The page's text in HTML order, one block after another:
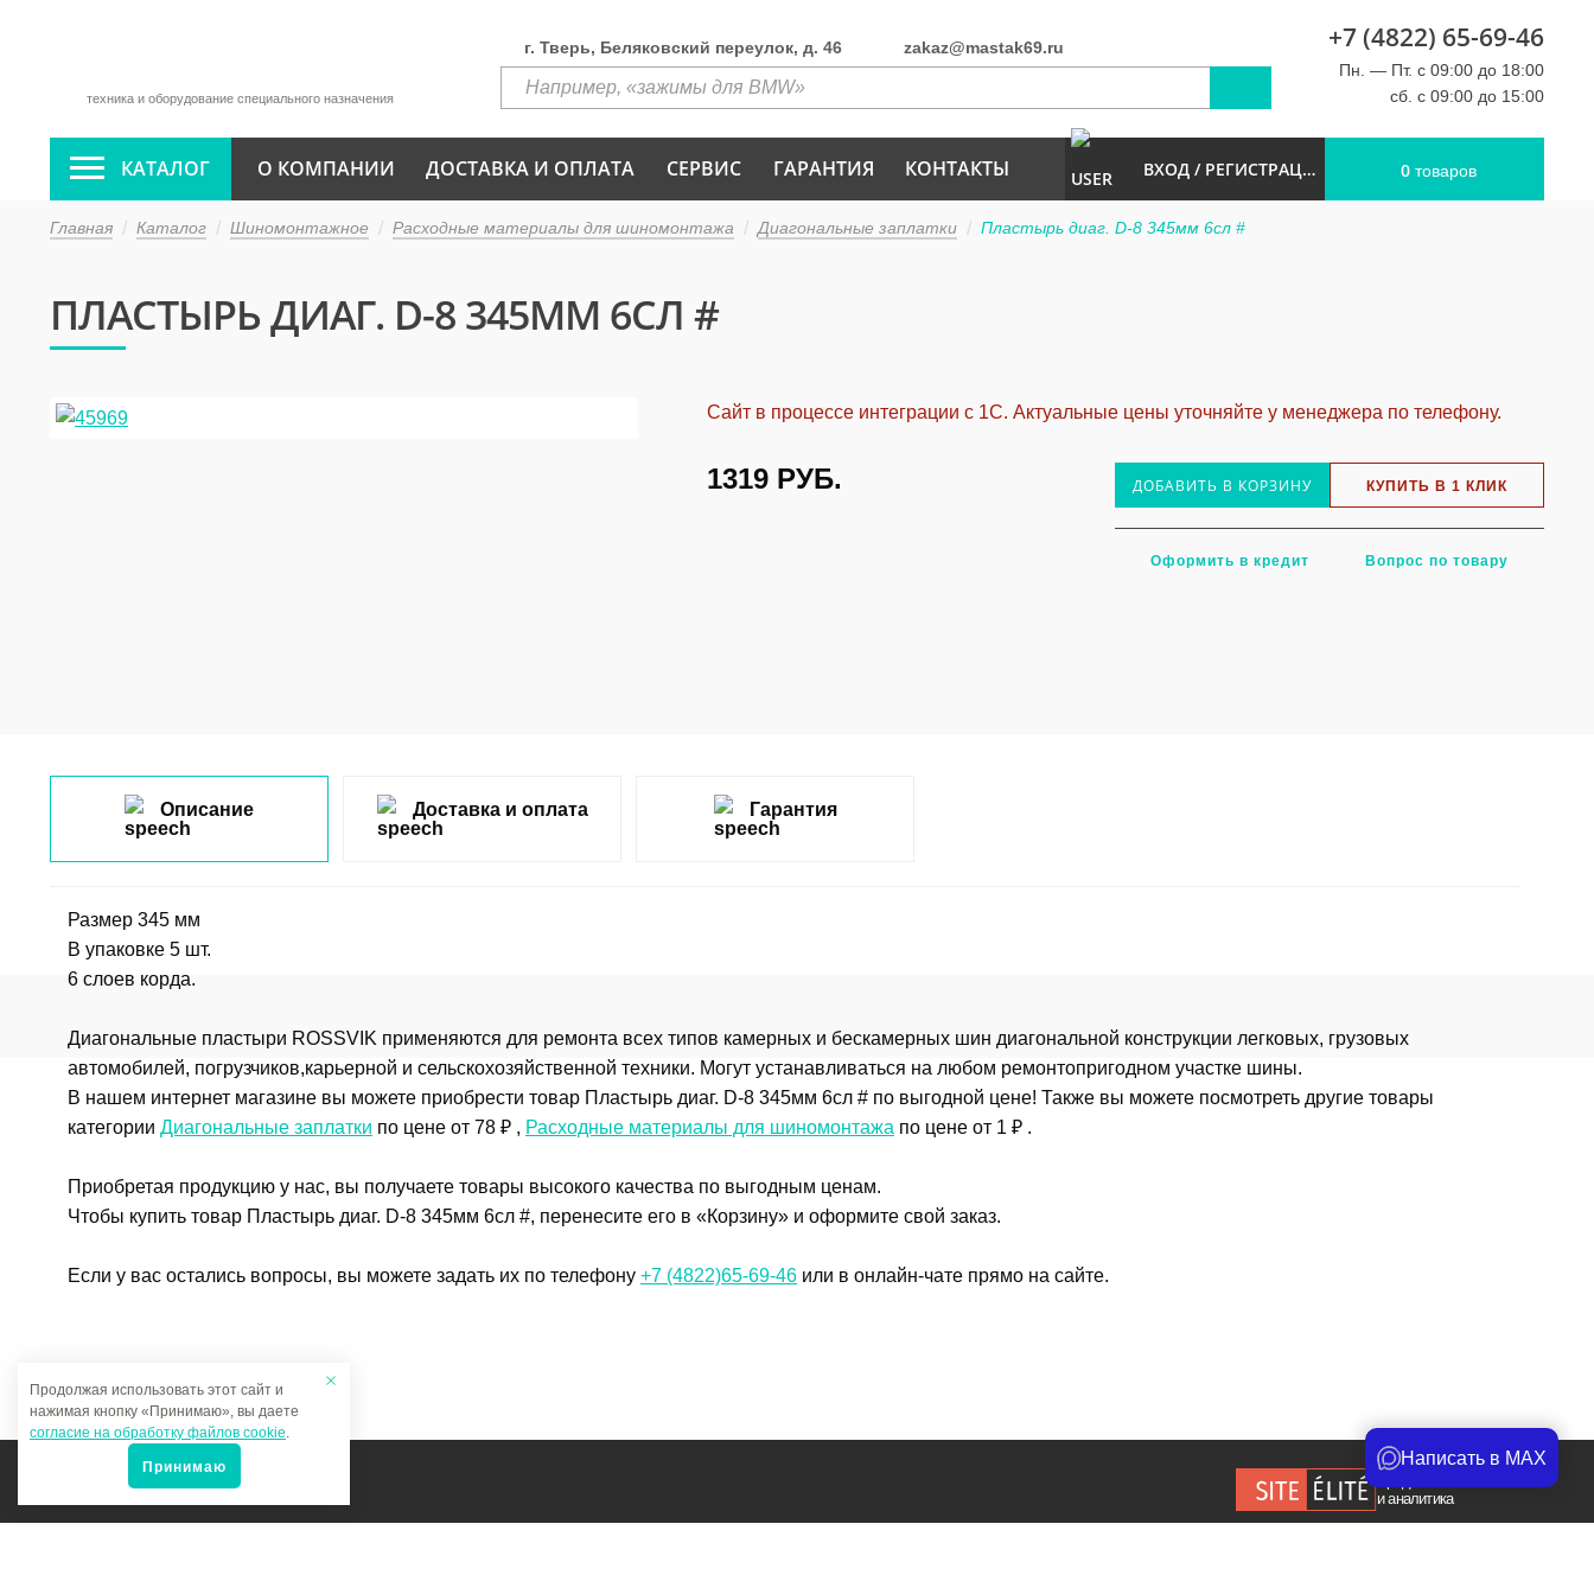
техника и оборудование специального назначения
г. Тверь, Беляковский переулок, д. 46 zakaz@mastak69.ru +7 (4822) 65-69-46
Пн. — Пт. с 09:00 до 18:00
сб. с 09:00 до 15:00
КАТАЛОГ О КОМПАНИИ ДОСТАВКА И ОПЛАТА СЕРВИС ГАРАНТИЯ КОНТАКТЫ ВХОД / РЕГИСТРАЦИЯ 0 товаров
Главная Каталог Шиномонтажное Расходные материалы для шиномонтажа Диагональные заплатки Пластырь диаг. D-8 345мм 6сл #
ПЛАСТЫРЬ ДИАГ. D-8 345ММ 6СЛ #
Сайт в процессе интеграции с 1С. Актуальные цены уточняйте у менеджера по телефону.
1319 РУБ. ДОБАВИТЬ В КОРЗИНУ КУПИТЬ В 1 КЛИК
Оформить в кредит Вопрос по товару
Описание
Размер 345 мм
В упаковке 5 шт.
6 слоев корда.
Диагональные пластыри ROSSVIK применяются для ремонта всех типов камерных и бескамерных шин диагональной конструкции легковых, грузовых
автомобилей, погрузчиков,карьерной и сельскохозяйственной техники. Могут устанавливаться на любом ремонтопригодном участке шины.
В нашем интернет магазине вы можете приобрести товар Пластырь диаг. D-8 345мм 6сл # по выгодной цене! Также вы можете посмотреть другие товары
категории Диагональные заплатки по цене от 78 ₽ , Расходные материалы для шиномонтажа по цене от 1 ₽ .
Приобретая продукцию у нас, вы получаете товары высокого качества по выгодным ценам.
Чтобы купить товар Пластырь диаг. D-8 345мм 6сл #, перенесите его в «Корзину» и оформите свой заказ.
Если у вас остались вопросы, вы можете задать их по телефону +7 (4822)65-69-46 или в онлайн-чате прямо на сайте.
Доставка и оплата Гарантия
и аналитика
Продолжая использовать этот сайт и
нажимая кнопку «Принимаю», вы даете
согласие на обработку файлов cookie.
Принимаю Написать в MAX